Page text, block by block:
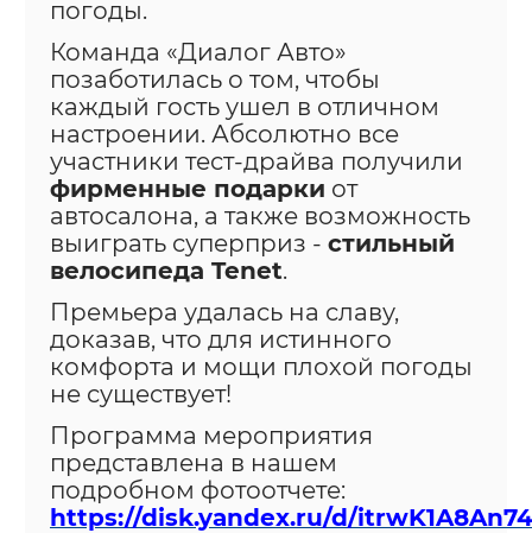
погоды.
Команда «Диалог Авто»
позаботилась о том, чтобы
каждый гость ушел в отличном
настроении. Абсолютно все
участники тест-драйва получили
фирменные подарки от
автосалона, а также возможность
выиграть суперприз - стильный
велосипеда Tenet.
Премьера удалась на славу,
доказав, что для истинного
комфорта и мощи плохой погоды
не существует!
Программа мероприятия
представлена в нашем
подробном фотоотчете:
https://disk.yandex.ru/d/